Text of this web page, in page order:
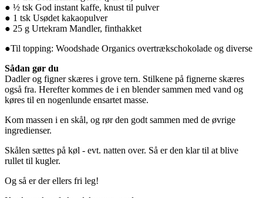
● ½ tsk God instant kaffe, knust til pulver
● 1 tsk Usødet kakaopulver
● 25 g Urtekram Mandler, finthakket
●Til topping: Woodshade Organics overtrækschokolade og diverse
Sådan gør du
Dadler og figner skæres i grove tern. Stilkene på fignerne skæres
også fra. Herefter kommes de i en blender sammen med vand og
køres til en nogenlunde ensartet masse.
Kom massen i en skål, og rør den godt sammen med de øvrige
ingredienser.
Skålen sættes på køl - evt. natten over. Så er den klar til at blive
rullet til kugler.
Og så er der ellers fri leg!